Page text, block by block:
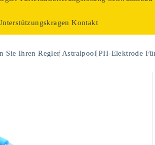
Kontakt
Sie Ihren Regler Astralpool PH-Elektrode